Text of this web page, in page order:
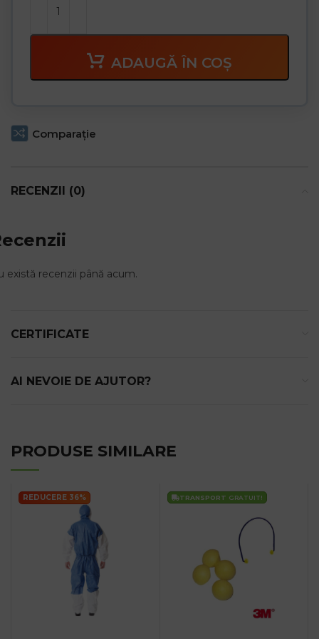
ADAUGĂ ÎN COȘ
Comparaţie
RECENZII (0)
există recenzii până acum.
CERTIFICATE
AI NEVOIE DE AJUTOR?
PRODUSE SIMILARE
REDUCERE 36% TRANSPORT GRATUIT!